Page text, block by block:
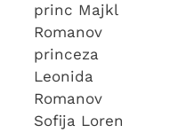
princ Majkl
Romanov
princeza
Leonida
Romanov
Sofija Loren